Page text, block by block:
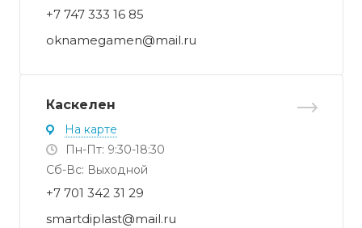
+7 747 333 16 85
oknamegamen@mail.ru
Каскелен
На карте
Пн-Пт: 9:30-18:30
Cб-Вс: Выходной
+7 701 342 31 29
smartdiplast@mail.ru